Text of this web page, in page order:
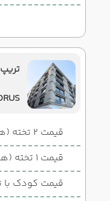
قیمت 2 تخته (هرنفر)
قیمت 1 تخته (هرنفر)
قیمت کودک با